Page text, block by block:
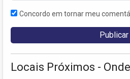
Concordo em tornar meu
Locais Próximos -